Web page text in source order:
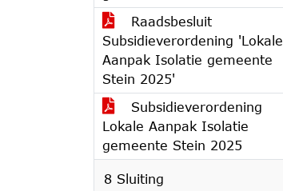
Raadsbesluit
Subsidieverordening 'Lokale
Aanpak Isolatie gemeente
Stein 2025'
Subsidieverordening
Lokale Aanpak Isolatie
gemeente Stein 2025
8 Sluiting